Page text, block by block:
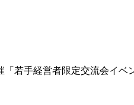
「若手経営者限定交流会イベ